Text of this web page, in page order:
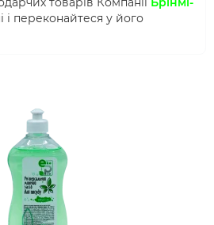
і переконайтеся у його